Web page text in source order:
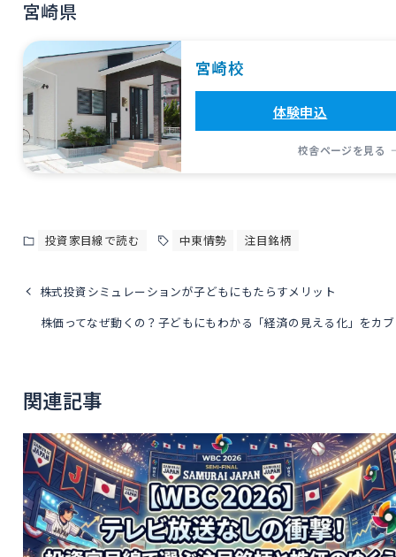
宮崎県
宮崎校
体験申込
校舎ページを見る
投資家目線で読む 中東情勢 注目銘柄
株式投資シミュレーションが子どもにもたらすメリット
株価ってなぜ動くの？子どもにもわかる「経済の見える化」をカ
関連記事